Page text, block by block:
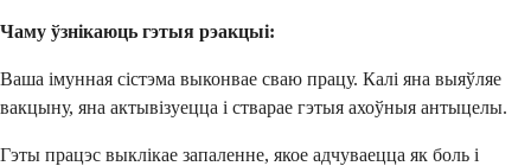
Чаму ўзнікаюць гэтыя рэакцыі:
Ваша імунная сістэма выконвае сваю працу. Калі яна выяўляе
вакцыну, яна актывізуецца і стварае гэтыя ахоўныя антыцелы.
Гэты працэс выклікае запаленне, якое адчуваецца як боль і